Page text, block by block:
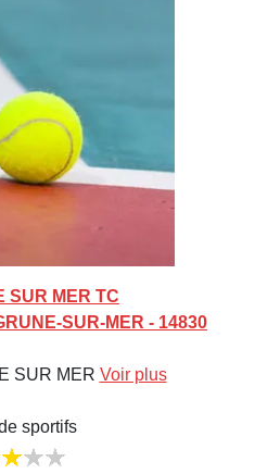
SUR MER TC
SUR-MER - 14830
SUR MER Voir plus
sportifs